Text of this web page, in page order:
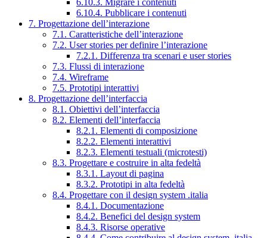
6.10.3. Migrare i contenuti
6.10.4. Pubblicare i contenuti
7. Progettazione dell’interazione
7.1. Caratteristiche dell’interazione
7.2. User stories per definire l’interazione
7.2.1. Differenza tra scenari e user stories
7.3. Flussi di interazione
7.4. Wireframe
7.5. Prototipi interattivi
8. Progettazione dell’interfaccia
8.1. Obiettivi dell’interfaccia
8.2. Elementi dell’interfaccia
8.2.1. Elementi di composizione
8.2.2. Elementi interattivi
8.2.3. Elementi testuali (microtesti)
8.3. Progettare e costruire in alta fedeltà
8.3.1. Layout di pagina
8.3.2. Prototipi in alta fedeltà
8.4. Progettare con il design system .italia
8.4.1. Documentazione
8.4.2. Benefici del design system
8.4.3. Risorse operative